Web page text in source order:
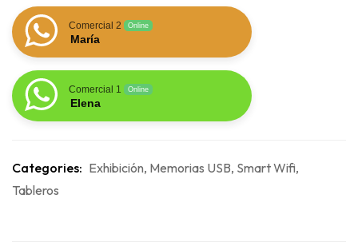
Comercial 2 Online
María
Comercial 1 Online
Elena
Categories: Exhibición, Memorias USB, Smart Wifi,
Tableros